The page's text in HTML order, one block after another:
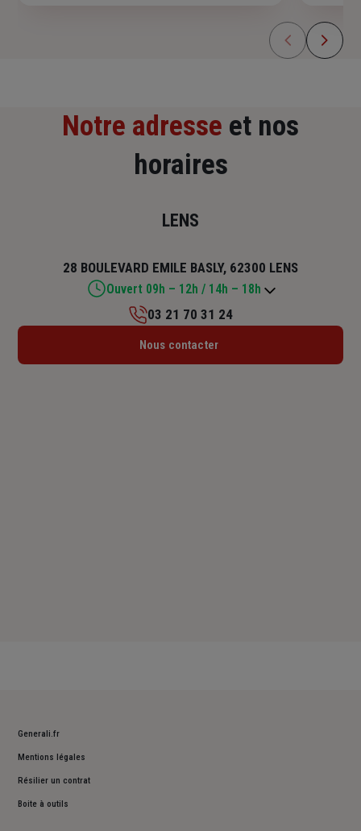
Notre adresse et nos
horaires
LENS
28 BOULEVARD EMILE BASLY, 62300 LENS
Ouvert 09h – 12h / 14h – 18h
Lundi : 14h – 18h
03 21 70 31 24
Nous contacter
Generali.fr
Mentions légales
Résilier un contrat
Boite à outils